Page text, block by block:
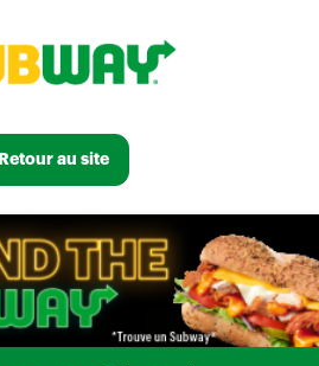
Retour au site